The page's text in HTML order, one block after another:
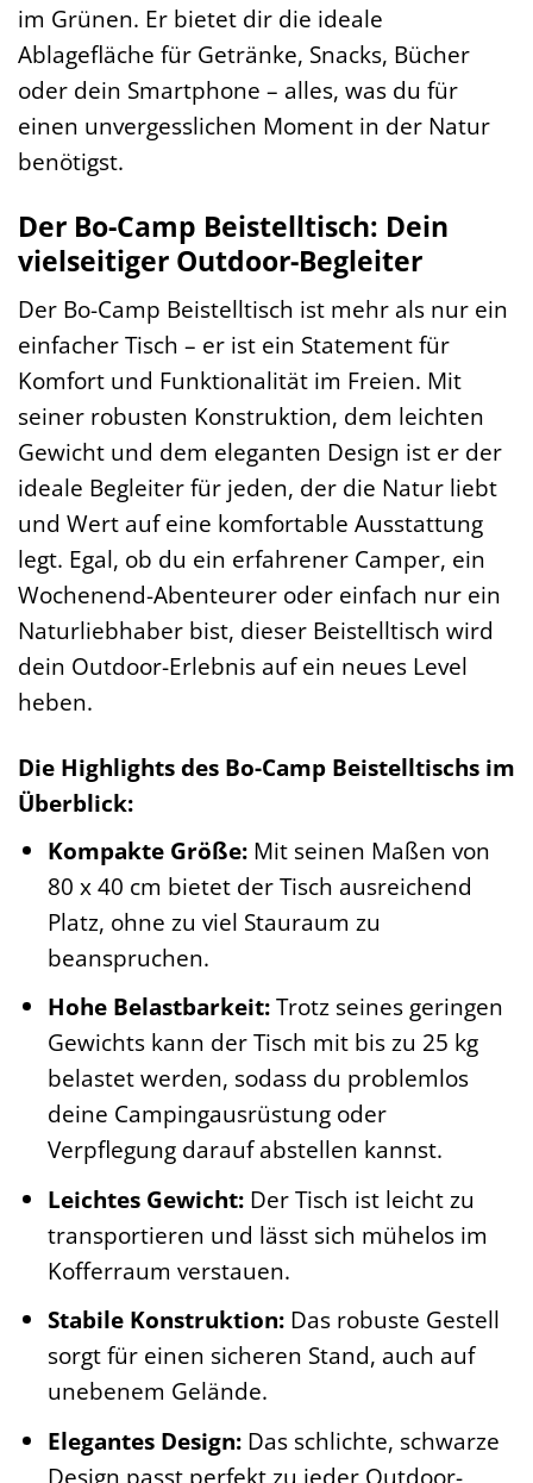
im Grünen. Er bietet dir die ideale
Ablagefläche für Getränke, Snacks, Bücher
oder dein Smartphone – alles, was du für
einen unvergesslichen Moment in der Natur
benötigst.
Der Bo-Camp Beistelltisch: Dein
vielseitiger Outdoor-Begleiter
Der Bo-Camp Beistelltisch ist mehr als nur ein
einfacher Tisch – er ist ein Statement für
Komfort und Funktionalität im Freien. Mit
seiner robusten Konstruktion, dem leichten
Gewicht und dem eleganten Design ist er der
ideale Begleiter für jeden, der die Natur liebt
und Wert auf eine komfortable Ausstattung
legt. Egal, ob du ein erfahrener Camper, ein
Wochenend-Abenteurer oder einfach nur ein
Naturliebhaber bist, dieser Beistelltisch wird
dein Outdoor-Erlebnis auf ein neues Level
heben.
Die Highlights des Bo-Camp Beistelltischs im
Überblick:
Kompakte Größe:Mit seinen Maßen von
80 x 40 cm bietet der Tisch ausreichend
Platz, ohne zu viel Stauraum zu
beanspruchen.
Hohe Belastbarkeit:Trotz seines geringen
Gewichts kann der Tisch mit bis zu 25 kg
belastet werden, sodass du problemlos
deine Campingausrüstung oder
Verpflegung darauf abstellen kannst.
Leichtes Gewicht:Der Tisch ist leicht zu
transportieren und lässt sich mühelos im
Kofferraum verstauen.
Stabile Konstruktion:Das robuste Gestell
sorgt für einen sicheren Stand, auch auf
unebenem Gelände.
Elegantes Design:Das schlichte, schwarze
Design passt perfekt zu jeder Outdoor-